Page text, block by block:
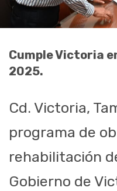
Cumple Victoria
2025.
Cd. Victoria,
programa de
rehabilitación
Gobierno de